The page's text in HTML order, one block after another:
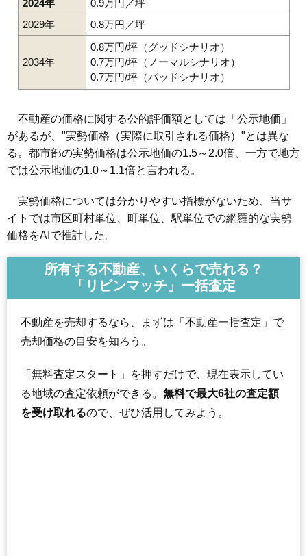
2024年
0.9万円／坪
2029年
0.8万円／坪
2034年
0.8万円/坪（グッドシナリオ）
0.7万円/坪（ノーマルシナリオ）
0.7万円/坪（バッドシナリオ）
不動産の価格に関する公的評価額としては「公示地価」
があるが、"実勢価格（実際に取引される価格）"とは異な
る。都市部の実勢価格は公示地価の1.5～2.0倍、一方で地方
では公示地価の1.0～1.1倍と言われる。
実勢価格については分かりやすい指標がないため、当サ
イトでは市区町村単位、町単位、駅単位での網羅的な実勢
価格をAIで推計した。
所有する不動産、いくらで売れる？
「リビンマッチ」一括査定
不動産を売却するなら、まずは「不動産一括査定」で
売却価格の目安を知ろう。
「無料査定スタート」を押すだけで、現在表示してい
る地域の査定依頼ができる。 無料で最大6社の査定額
を受け取れるので、ぜひ活用してみよう。